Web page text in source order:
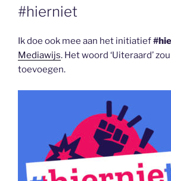
OP
#hierniet
Ik doe ook mee aan het initiatief
Mediawijs. Het woord ‘Uiteraard’
toevoegen.